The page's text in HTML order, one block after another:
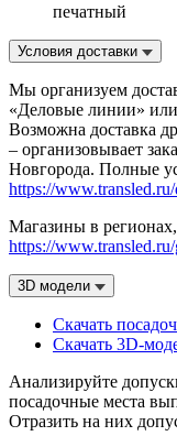
печатный
Условия доставки
Мы организуем
«Деловые линии»
Возможна доставка
– организовывает
Новгорода. Полные
https://
Магазины в
https://
3D модели
Скачать
Скачать 3D-
Анализируйте
посадочные места
Отразить на них